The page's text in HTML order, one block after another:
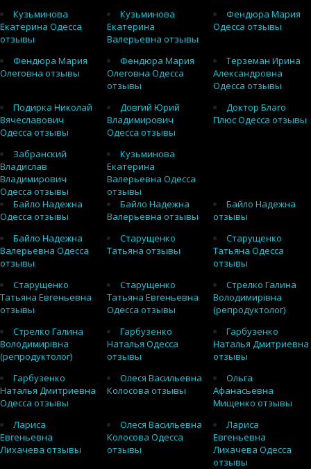
Кузьминова
Екатерина Одесса
отзывы
Кузьминова
Екатерина
Валерьевна отзывы
Фендюра Мария
Одесса отзывы
Фендюра Мария
Олеговна отзывы
Фендюра Мария
Олеговна Одесса
отзывы
Терземан Ирина
Александровна
Одесса отзывы
Подирка Николай
Вячеславович
Одесса отзывы
Довгий Юрий
Владимирович
Одесса отзывы
Доктор Благо
Плюс Одесса отзывы
Забранский
Владислав
Владимирович
Одесса отзывы
Кузьминова
Екатерина
Валерьевна Одесса
отзывы
Байло Надежна
Одесса отзывы
Байло Надежна
Валерьевна отзывы
Байло Надежна
отзывы
Байло Надежна
Валерьевна Одесса
отзывы
Старущенко
Татьяна отзывы
Старущенко
Татьяна Одесса
отзывы
Старущенко
Татьяна Евгеньевна
отзывы
Старущенко
Татьяна Евгеньевна
Одесса отзывы
Стрелко Галина
Володимирівна
(репродуктолог)
Стрелко Галина
Володимирівна
(репродуктолог)
Гарбузенко
Наталья Одесса
отзывы
Гарбузенко
Наталья Дмитриевна
отзывы
Гарбузенко
Наталья Дмитриевна
Одесса отзывы
Олеся Васильевна
Колосова отзывы
Ольга
Афанасьевна
Мищенко отзывы
Лариса
Евгеньевна
Лихачева отзывы
Олеся Васильевна
Колосова Одесса
отзывы
Лариса
Евгеньевна
Лихачева Одесса
отзывы